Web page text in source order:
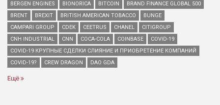
BERGEN ENGINES
BIONORICA BITCOIN
BRAND FINANCE GLOBAL 500
BRENT
BREXIT BRITISH AMERICAN TOBACCO
BUNGE
CAMPARI GROUP
CDEK CEETRUS CHANEL
CITIGROUP
CNH INDUSTRIAL
CNN COCA-COLA COINBASE
COVID-19
COVID-19 КРУПНЫЕ СДЕЛКИ СЛИЯНИЕ И ПРИОБРЕТЕНИЕ КОМПАНИЙ
COVID-19?
CREW DRAGON DAO GDA
Ещё